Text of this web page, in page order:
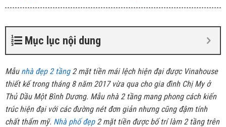
Mục lục nội dung
Mẫu nhà đẹp 2 tầng2 mặt tiền mái lệch hiện đại được Vinahouse
thiết kế trong tháng 8 năm 2017 vừa qua cho gia đình Chị My ở
Thủ Dầu Một Bình Dương. Mẫu nhà 2 tầng mang phong cách kiến
trúc hiện đại với các đường nét đơn giản nhưng cũng đậm tính
chất thẩm mỹ. Nhà phố đẹp2 mặt tiền được bố trí làm 2 tầng trên